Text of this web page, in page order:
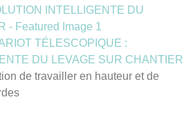
TÉLESCOPIQUE :
DU LEVAGE SUR CHANTIER
de travailler en hauteur et de